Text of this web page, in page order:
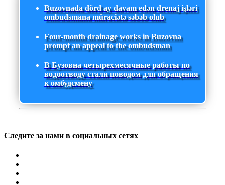
Buzovnada dörd ay davam edən drenaj işləri
ombudsmana müraciətə səbəb olub
Four-month drainage works in Buzovna
prompt an appeal to the ombudsman
В Бузовна четырехмесячные работы по
водоотводу стали поводом для обращения
к омбудсмену
Следите за нами в социальных сетях